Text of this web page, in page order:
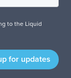
to the Liquid